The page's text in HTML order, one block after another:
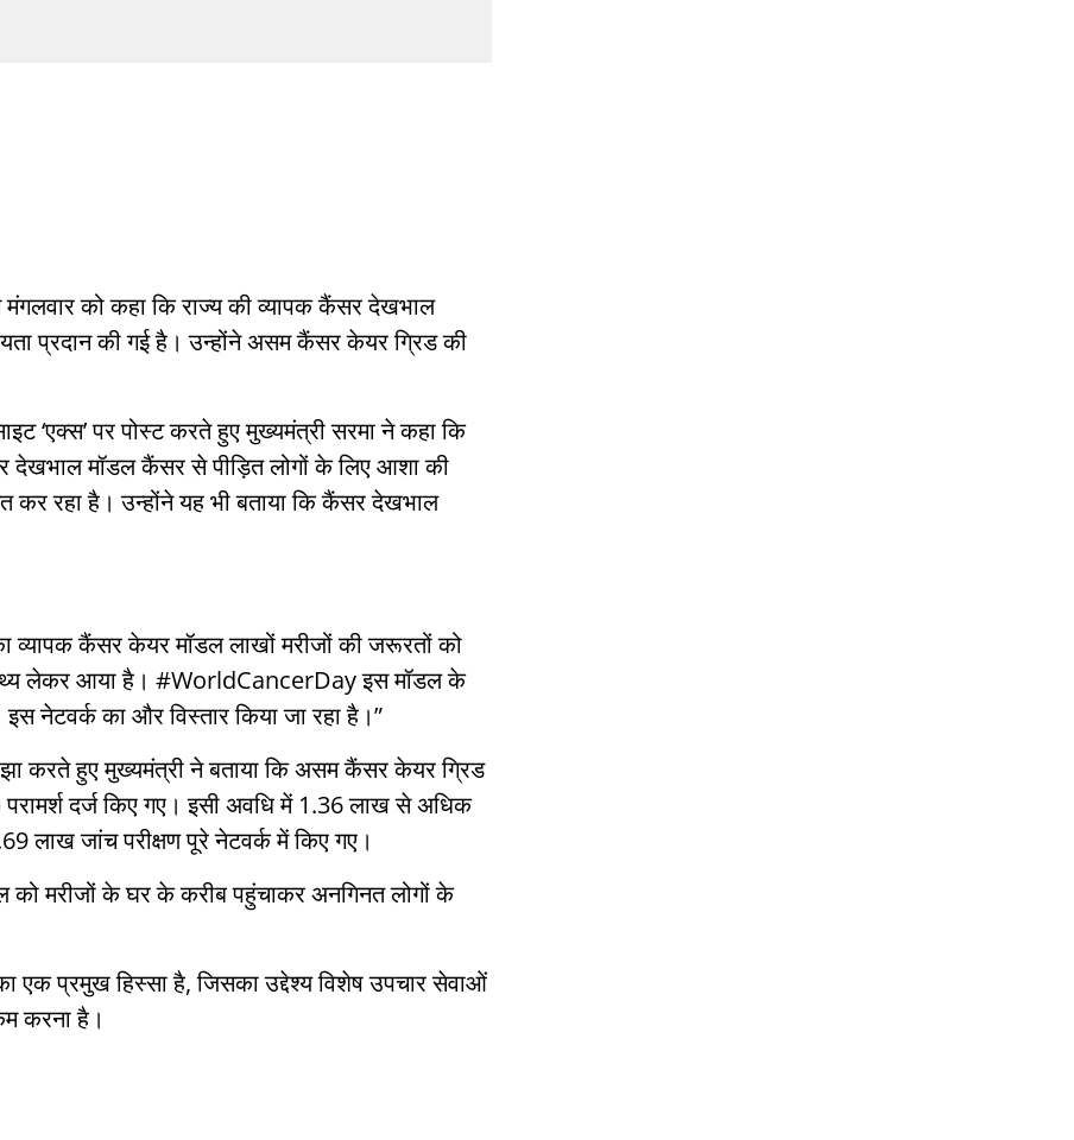
मंगलवार को कहा कि राज्य की व्यापक कैंसर देखभाल
प्रदान की गई है। उन्होंने असम कैंसर केयर ग्रिड की
‘एक्स’ पर पोस्ट करते हुए मुख्यमंत्री सरमा ने कहा कि
मॉडल कैंसर से पीड़ित लोगों के लिए आशा की
कर रहा है। उन्होंने यह भी बताया कि कैंसर देखभाल
कैंसर केयर मॉडल लाखों मरीजों की जरूरतों को
लेकर आया है। #WorldCancerDay इस मॉडल के
नेटवर्क का और विस्तार किया जा रहा है।”
हुए मुख्यमंत्री ने बताया कि असम कैंसर केयर ग्रिड
दर्ज किए गए। इसी अवधि में 1.36 लाख से अधिक
लाख जांच परीक्षण पूरे नेटवर्क में किए गए।
मरीजों के घर के करीब पहुंचाकर अनगिनत लोगों के
एक प्रमुख हिस्सा है, जिसका उद्देश्य विशेष उपचार सेवाओं
करना है।